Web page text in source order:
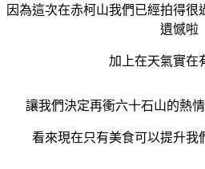
因為這次在赤柯山我們已經拍得很
遺憾啦
加上在天氣實在
讓我們決定再衝六十石山的熱
看來現在只有美食可以提升我